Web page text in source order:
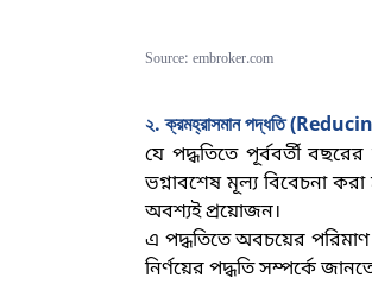
Source: embroker.com
২. ক্রমহ্রাসমান পদ্ধতি (
যে পদ্ধতিতে পূর্ববর্তী
ভগ্নাবশেষ মূল্য বিবেচনা
অবশ্যই প্রয়োজন।
এ পদ্ধতিতে অবচয়ের
নির্ণয়ের পদ্ধতি সম্পর্কে